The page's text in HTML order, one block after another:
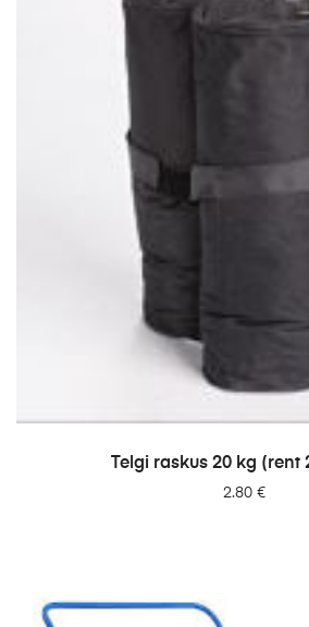
LISA
Telgi raskus 20 kg (rent
2.80 €